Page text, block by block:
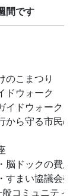
間です
のこまつり
ドウォーク
イドウォーク
から守る市民
脳ドックの費
すまい協議会
コミュニティ